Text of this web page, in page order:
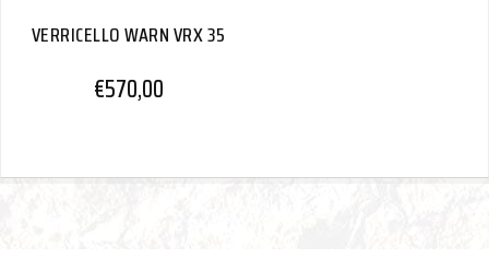
VERRICELLO WARN VRX 35
€570,00